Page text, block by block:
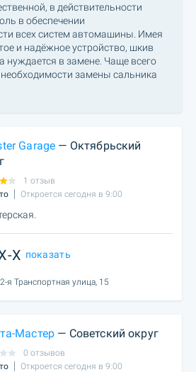
в действительности
в обеспечении
всех систем автомашины. Имея
и надёжное устройство, шкив
нуждается в замене. Чаще всего
замены сальника
Garage — Октябрьский
1 отзыв
Откроется сегодня в 9:00
X показать
я Транспортная улица, 15
Мастер — Советский округ
0 отзывов
Откроется сегодня в 9:00